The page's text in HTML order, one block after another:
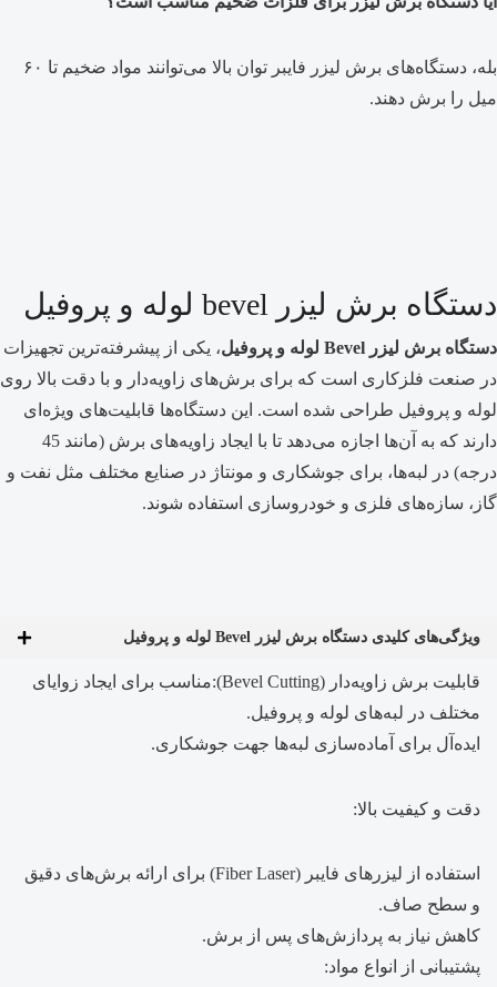
بله، دستگاه‌های برش لیزر فایبر توان بالا می‌توانند مواد ضخیم تا ۶۰
میل را برش دهند.
دستگاه برش لیزر bevel لوله و پروفیل
دستگاه برش لیزر Bevel لوله و پروفیل
، یکی از پیشرفته‌ترین تجهیزات
در صنعت فلزکاری است که برای برش‌های زاویه‌دار و با دقت بالا روی
لوله و پروفیل طراحی شده است. این دستگاه‌ها قابلیت‌های ویژه‌ای
دارند که به آن‌ها اجازه می‌دهد تا با ایجاد زاویه‌های برش (مانند 45
درجه) در لبه‌ها، برای جوشکاری و مونتاژ در صنایع مختلف مثل نفت و
گاز، سازه‌های فلزی و خودروسازی استفاده شوند.
ویژگی‌های کلیدی دستگاه برش لیزر Bevel لوله و پروفیل
قابلیت برش زاویه‌دار (Bevel Cutting):مناسب برای ایجاد زوایای
مختلف در لبه‌های لوله و پروفیل.
ایده‌آل برای آماده‌سازی لبه‌ها جهت جوشکاری.
دقت و کیفیت بالا:
استفاده از لیزرهای فایبر (Fiber Laser) برای ارائه برش‌های دقیق
و سطح صاف.
کاهش نیاز به پردازش‌های پس از برش.
پشتیبانی از انواع مواد: